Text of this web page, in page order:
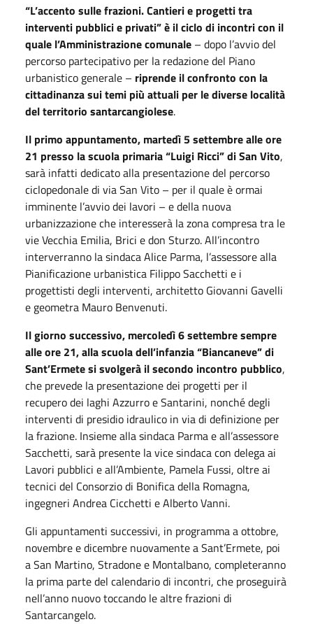
“L’accento sulle frazioni. Cantieri e progetti tra
interventi pubblici e privati” è il ciclo di incontri con il
quale l’Amministrazione comunale – dopo l’avvio del
percorso partecipativo per la redazione del Piano
urbanistico generale – riprende il confronto con la
cittadinanza sui temi più attuali per le diverse località
del territorio santarcangiolese.
Il primo appuntamento, martedì 5 settembre alle ore
21 presso la scuola primaria “Luigi Ricci” di San Vito,
sarà infatti dedicato alla presentazione del percorso
ciclopedonale di via San Vito – per il quale è ormai
imminente l’avvio dei lavori – e della nuova
urbanizzazione che interesserà la zona compresa tra le
vie Vecchia Emilia, Brici e don Sturzo. All’incontro
interverranno la sindaca Alice Parma, l’assessore alla
Pianificazione urbanistica Filippo Sacchetti e i
progettisti degli interventi, architetto Giovanni Gavelli
e geometra Mauro Benvenuti.
Il giorno successivo, mercoledì 6 settembre sempre
alle ore 21, alla scuola dell’infanzia “Biancaneve” di
Sant’Ermete si svolgerà il secondo incontro pubblico,
che prevede la presentazione dei progetti per il
recupero dei laghi Azzurro e Santarini, nonché degli
interventi di presidio idraulico in via di definizione per
la frazione. Insieme alla sindaca Parma e all’assessore
Sacchetti, sarà presente la vice sindaca con delega ai
Lavori pubblici e all’Ambiente, Pamela Fussi, oltre ai
tecnici del Consorzio di Bonifica della Romagna,
ingegneri Andrea Cicchetti e Alberto Vanni.
Gli appuntamenti successivi, in programma a ottobre,
novembre e dicembre nuovamente a Sant’Ermete, poi
a San Martino, Stradone e Montalbano, completeranno
la prima parte del calendario di incontri, che proseguirà
nell’anno nuovo toccando le altre frazioni di
Santarcangelo.